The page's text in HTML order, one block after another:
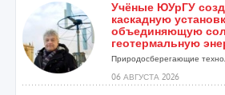
Учёные ЮУрГУ
каскадную
объединяющую
геотермальную
Природосберегающие
06 АВГУСТА 2026